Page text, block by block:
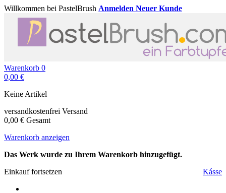
Willkommen bei PastelBrush Anmelden Neuer Kunde
Warenkorb 0
0,00 €
Keine Artikel
versandkostenfrei Versand
0,00 € Gesamt
Warenkorb anzeigen
Das Werk wurde zu Ihrem Warenkorb hinzugefügt.
Einkauf fortsetzen
Kásse